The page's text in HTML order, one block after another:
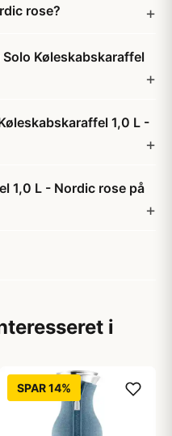
rose?
Køleskabskaraffel
1,0 L -
1,0 L - Nordic rose på
i
SPAR 14%